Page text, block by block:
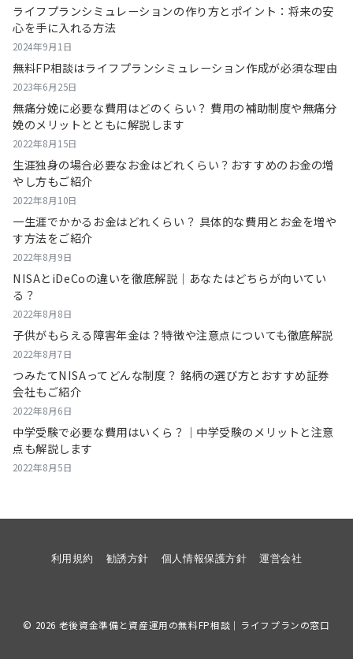
ライフプランシミュレーションの作り方とポイント：将来の安
心を手に入れる方法
2024年9月1日
無料FP相談はライフプランシミュレーション作成が必須な理由
2023年6月25日
無痛分娩に必要な費用はどのくらい？ 費用の補助制度や無痛分
娩のメリットとともに解説します
2022年8月15日
生涯独身の場合必要なお金はどれくらい？おすすめのお金の増
やし方もご紹介
2022年8月10日
一生涯でかかるお金はどれくらい？ 具体的な費用とお金を増や
す方法をご紹介
2022年8月9日
NISAとiDeCoの違いを徹底解説｜あなたはどちらが向いてい
る？
2022年8月8日
子供がもらえる障害年金は？特徴や注意点についても徹底解説
2022年8月7日
つみたてNISAってどんな制度？ 銘柄の選び方とおすすめ証券
会社もご紹介
2022年8月6日
中学受験で必要な費用はいくら？｜中学受験のメリットと注意
点も解説します
2022年8月5日
利用規約 勧誘方針 個人情報保護方針 運営会社
© 2026 老後資金準備と資産運用の無料FP相談｜ライフプランの窓口